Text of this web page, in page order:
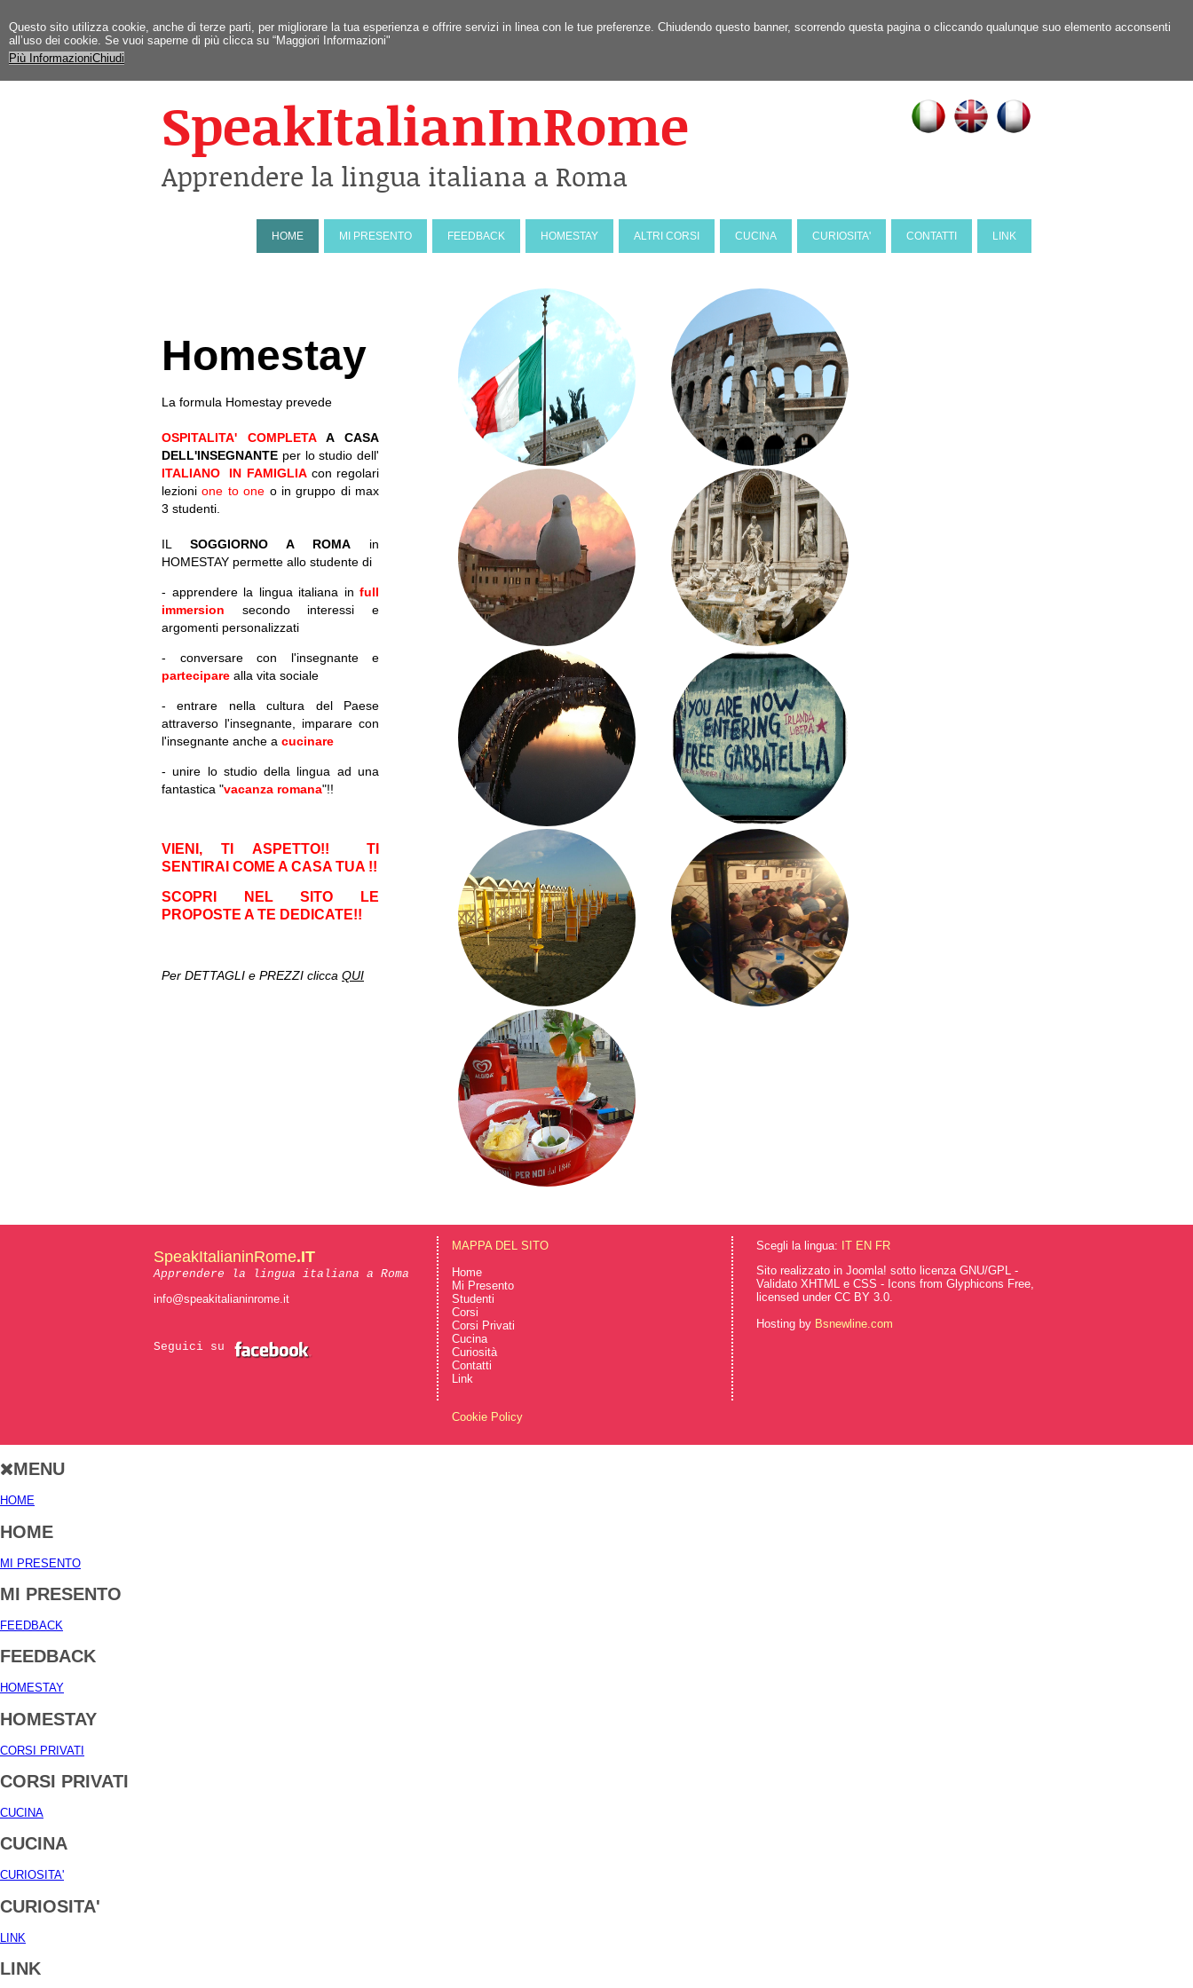
Questo sito utilizza cookie, anche di terze parti, per migliorare la tua esperienza e offrire servizi in linea con le tue preferenze. Chiudendo questo banner, scorrendo questa pagina o cliccando qualunque suo elemento acconsenti
all’uso dei cookie. Se vuoi saperne di più clicca su “Maggiori Informazioni"
Più InformazioniChiudi
SpeakItalianInRome
Apprendere la lingua italiana a Roma
LINK
CONTATTI
CURIOSITA'
CUCINA
ALTRI CORSI
HOMESTAY
FEEDBACK
MI PRESENTO
HOME
Homestay
La formula Homestay prevede
OSPITALITA' COMPLETAA CASA
DELL'INSEGNANTE per lo studio dell'
ITALIANO IN FAMIGLIAcon regolari
lezionione to one o in gruppo di max
3 studenti.
IL SOGGIORNO A ROMA in
HOMESTAY permette allo studente di
- apprendere la lingua italiana in full
immersion secondo interessi e
argomenti personalizzati
- conversare con l'insegnante e
partecipare alla vita sociale
- entrare nella cultura del Paese
attraverso l'insegnante, imparare con
l'insegnante anche a cucinare
- unire lo studio della lingua ad una
fantastica "vacanza romana"!!
VIENI, TI ASPETTO!! TI
SENTIRAI COME A CASA TUA !!
SCOPRI NEL SITO LE
PROPOSTE A TE DEDICATE!!
Per DETTAGLI e PREZZI clicca QUI
SpeakItalianinRome.IT
Apprendere la lingua italiana a Roma
info@speakitalianinrome.it
Seguici su
MAPPA DEL SITO
Home
Mi Presento
Studenti
Corsi
Corsi Privati
Cucina
Curiosità
Contatti
Link
Cookie Policy
Scegli la lingua: IT EN FR
Sito realizzato in Joomla! sotto licenza GNU/GPL -
Validato XHTML e CSS - Icons from Glyphicons Free,
licensed under CC BY 3.0.
Hosting by Bsnewline.com
MENU
HOME
HOME
MI PRESENTO
MI PRESENTO
FEEDBACK
FEEDBACK
HOMESTAY
HOMESTAY
CORSI PRIVATI
CORSI PRIVATI
CUCINA
CUCINA
CURIOSITA'
CURIOSITA'
LINK
LINK